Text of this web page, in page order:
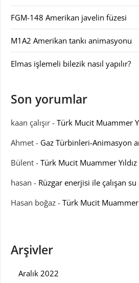
FGM-148 Amerikan javelin füzesi
M1A2 Amerikan tankı animasyonu
Elmas işlemeli bilezik nasıl yapılır?
Son yorumlar
kaan çalışır - Türk Mucit Muammer
Ahmet - Gaz Türbinleri-Animasyon
Bülent - Türk Mucit Muammer Yıldız
hasan - Rüzgar enerjisi ile çalışan su
Hasan boğaz - Türk Mucit Muammer
Arşivler
Aralık 2022